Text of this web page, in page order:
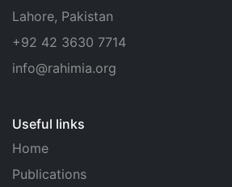
Lahore, Pakistan
+92 42 3630 7714
info@rahimia.org
Useful links
Home
Publications